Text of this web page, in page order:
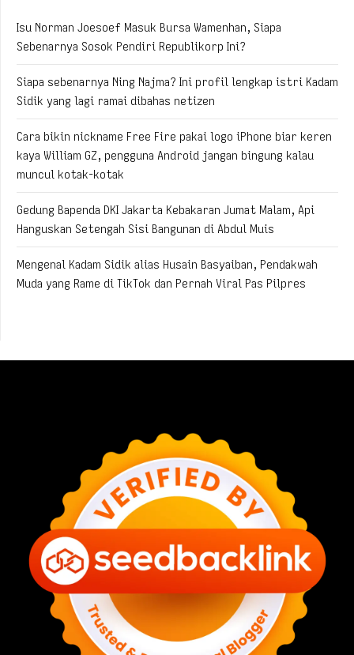
Isu Norman Joesoef Masuk Bursa Wamenhan, Siapa
Sebenarnya Sosok Pendiri Republikorp Ini?
Siapa sebenarnya Ning Najma? Ini profil lengkap istri Kadam
Sidik yang lagi ramai dibahas netizen
Cara bikin nickname Free Fire pakai logo iPhone biar keren
kaya William GZ, pengguna Android jangan bingung kalau
muncul kotak-kotak
Gedung Bapenda DKI Jakarta Kebakaran Jumat Malam, Api
Hanguskan Setengah Sisi Bangunan di Abdul Muis
Mengenal Kadam Sidik alias Husain Basyaiban, Pendakwah
Muda yang Rame di TikTok dan Pernah Viral Pas Pilpres